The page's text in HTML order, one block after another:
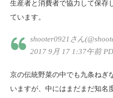
生産者と消費者で協力して保存
ています。
shooter0921さん
2017 9月 17 1:37午前
京の伝統野菜の中でも九条ねぎ
いますが、中にはまだまだ知名